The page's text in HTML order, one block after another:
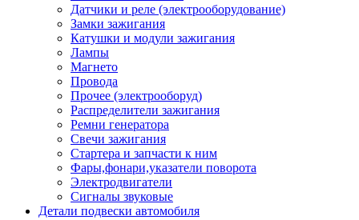
Датчики и реле (электрооборудование)
Замки зажигания
Катушки и модули зажигания
Лампы
Магнето
Провода
Прочее (электрооборуд)
Распределители зажигания
Ремни генератора
Свечи зажигания
Стартера и запчасти к ним
Фары,фонари,указатели поворота
Электродвигатели
Сигналы звуковые
Детали подвески автомобиля